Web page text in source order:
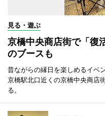
見る・遊ぶ
京橋中央商店街で「
のブースも
昔ながらの縁日を楽しめるイベ
京橋駅北口近くの京橋中央商店
る。